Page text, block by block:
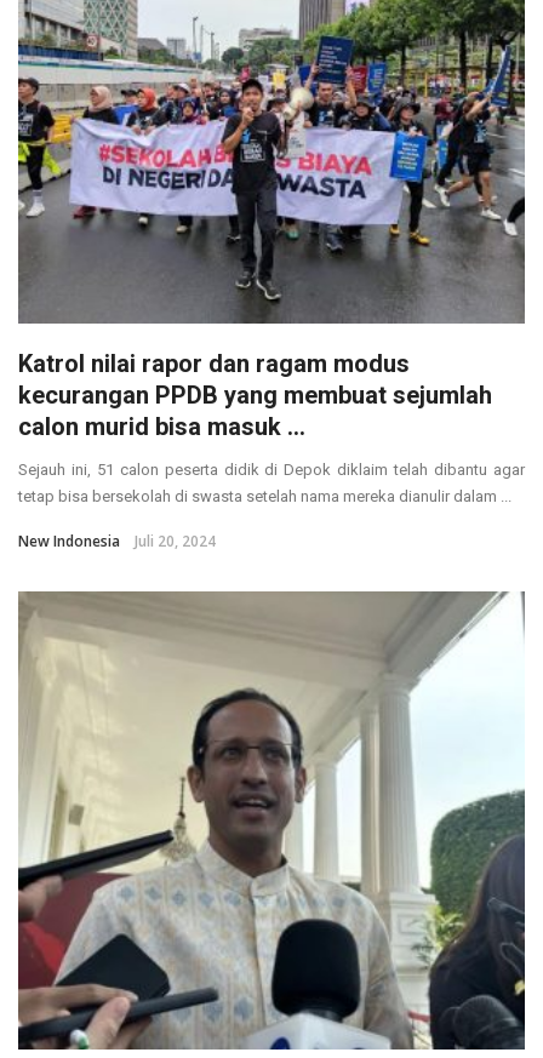
Katrol nilai rapor dan ragam modus
kecurangan PPDB yang membuat sejumlah
calon murid bisa masuk ...
Sejauh ini, 51 calon peserta didik di Depok diklaim telah dibantu agar
tetap bisa bersekolah di swasta setelah nama mereka dianulir dalam ...
New Indonesia Juli 20, 2024